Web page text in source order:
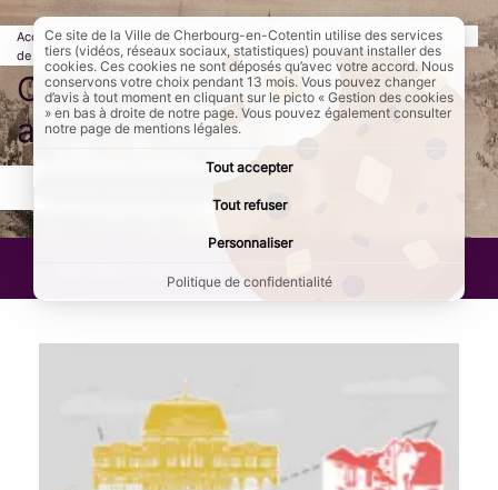
Accueil Culture et loisirs
Patrimoine, sites et monuments historiques
de Cherbourg-en-Cotentin
Page active :
Comment découvrir et approfondir ?
Comment découvrir et
approfondir ?
Ce site de la Ville de Cherbourg-en-Cotentin utilise des services
tiers (vidéos, réseaux sociaux, statistiques) pouvant installer des
cookies. Ces cookies ne sont déposés qu’avec votre accord. Nous
conservons votre choix pendant 13 mois. Vous pouvez changer
d’avis à tout moment en cliquant sur le picto « Gestion des cookies
» en bas à droite de notre page. Vous pouvez également consulter
notre page de mentions légales.
Tout accepter
Tout refuser
Personnaliser
Politique de confidentialité